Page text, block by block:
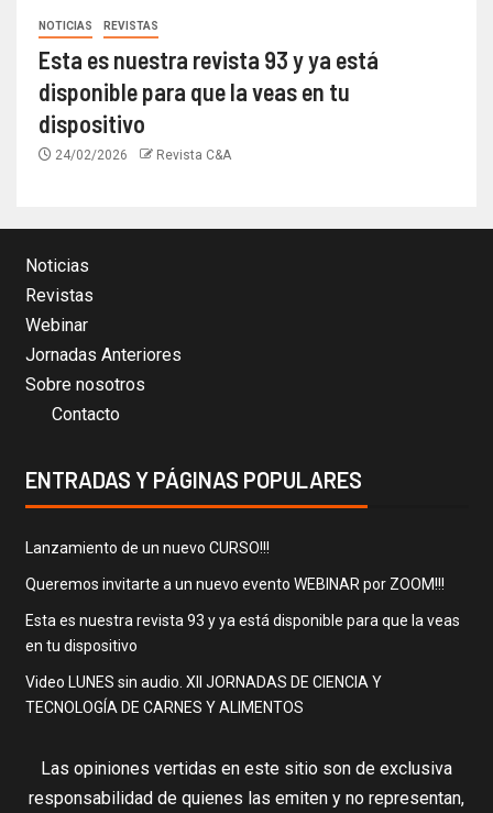
NOTICIAS REVISTAS
Esta es nuestra revista 93 y ya está
disponible para que la veas en tu
dispositivo
24/02/2026 Revista C&A
Noticias
Revistas
Webinar
Jornadas Anteriores
Sobre nosotros
Contacto
ENTRADAS Y PÁGINAS POPULARES
Lanzamiento de un nuevo CURSO!!!
Queremos invitarte a un nuevo evento WEBINAR por ZOOM!!!
Esta es nuestra revista 93 y ya está disponible para que la veas
en tu dispositivo
Video LUNES sin audio. XII JORNADAS DE CIENCIA Y
TECNOLOGÍA DE CARNES Y ALIMENTOS
Las opiniones vertidas en este sitio son de exclusiva
responsabilidad de quienes las emiten y no representan,